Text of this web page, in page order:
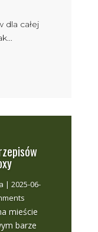
całej
|2025-06-
mieście
barze